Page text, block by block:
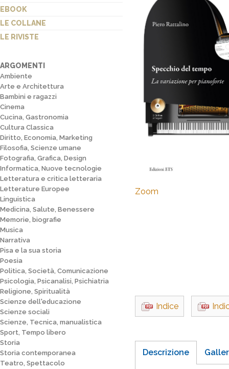
EBOOK
LE COLLANE
LE RIVISTE
ARGOMENTI
Ambiente
Arte e Architettura
Bambini e ragazzi
Cinema
Cucina, Gastronomia
Cultura Classica
Diritto, Economia, Marketing
Filosofia, Scienze umane
Fotografia, Grafica, Design
Informatica, Nuove tecnologie
Letteratura e critica letteraria
Letterature Europee
Linguistica
Medicina, Salute, Benessere
Memorie, biografie
Musica
Narrativa
Pisa e la sua storia
Poesia
Politica, Società, Comunicazione
Psicologia, Psicanalisi, Psichiatria
Religione, Spiritualità
Scienze dell'educazione
Scienze sociali
Scienze, Tecnica, manualistica
Sport, Tempo libero
Storia
Storia contemporanea
Teatro, Spettacolo
Zoom
Indice
Descrizione